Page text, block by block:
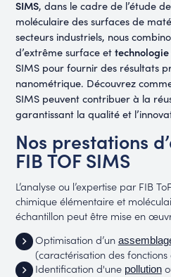
SIMS, dans le cadre de l’étude
moléculaire des surfaces de
secteurs industriels, nous
d’extrême surface et
SIMS pour fournir des résultats
nanométrique. Découvrez
SIMS peuvent contribuer à la
garantissant la qualité et
Nos prestations
FIB TOF SIMS
L’analyse ou l’expertise par FIB
chimique élémentaire et
échantillon peut être mise en
Optimisation d’un
(caractérisation des
Identification d'une pollution